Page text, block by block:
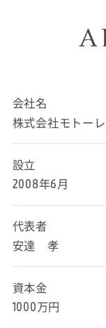
会社名
株式会社モトー
設立
2008年6月
代表者
安達 孝
資本金
1000万円